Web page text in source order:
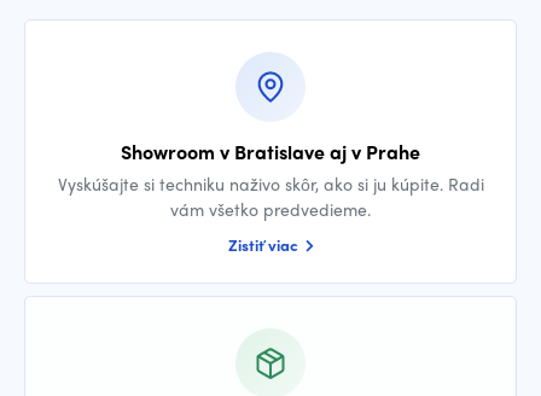
Showroom v Bratislave aj v Prahe
Vyskúšajte si techniku naživo skôr, ako si ju kúpite. Radi
vám všetko predvedieme.
Zistiť viac